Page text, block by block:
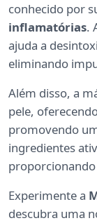
conhecido por
inflamatórias.
ajuda a
eliminando
Além disso, a
pele,
promovendo
ingredientes
Experimente a
descubra uma